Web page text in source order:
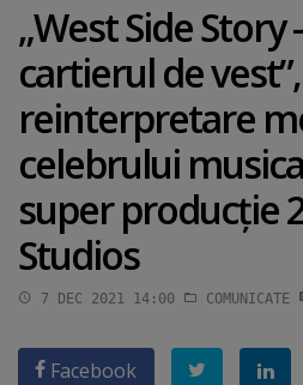
„West Side Story
cartierul de
reinterpretare
celebrului
super producţie
Studios
7 DEC 2021 14:00 COMUNICATE
Facebook